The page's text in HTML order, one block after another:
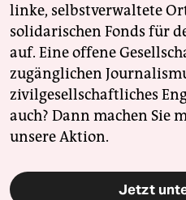
linke, selbstverwaltete
solidarischen Fonds für
auf. Eine offene
zugänglichen
zivilgesellschaftliches
auch? Dann machen Sie
unsere Aktion.
Jetzt